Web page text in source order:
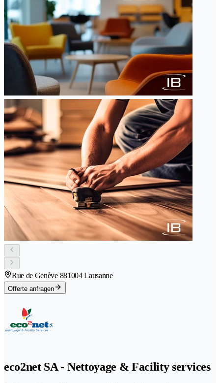
Rue de Genève 881004 Lausanne
Offerte anfragen
eco2net SA - Nettoyage & Facility services